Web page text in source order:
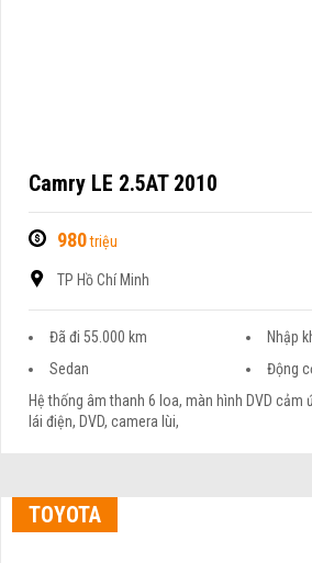
Camry LE 2.5AT 2010
980triệu
TP Hồ Chí Minh
Đã đi 55.000 km
Nhập
Sedan
Động
Hệ thống âm thanh 6 loa, màn hình DVD cảm
lái điện, DVD, camera lùi,
TOYOTA